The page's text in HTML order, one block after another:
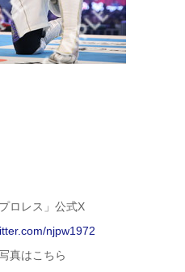
ロレス」公式X
njpw1972
真はこちら